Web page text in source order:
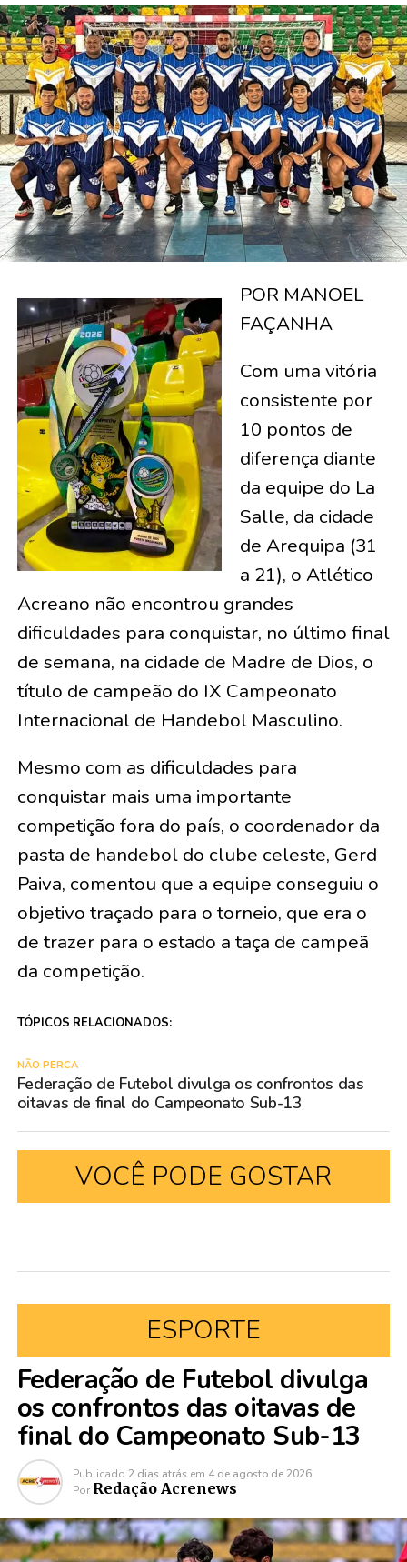
POR MANOEL
FAÇANHA
Com uma vitória
consistente por
10 pontos de
diferença diante
da equipe do La
Salle, da cidade
de Arequipa (31
a 21), o Atlético
Acreano não encontrou grandes
dificuldades para conquistar, no último final
de semana, na cidade de Madre de Dios, o
título de campeão do IX Campeonato
Internacional de Handebol Masculino.
Mesmo com as dificuldades para
conquistar mais uma importante
competição fora do país, o coordenador da
pasta de handebol do clube celeste, Gerd
Paiva, comentou que a equipe conseguiu o
objetivo traçado para o torneio, que era o
de trazer para o estado a taça de campeã
da competição.
TÓPICOS RELACIONADOS:
NÃO PERCA
Federação de Futebol divulga os confrontos das
oitavas de final do Campeonato Sub-13
VOCÊ PODE GOSTAR
ESPORTE
Federação de Futebol divulga
os confrontos das oitavas de
final do Campeonato Sub-13
Publicado 2 dias atrás em 4 de agosto de 2026
Por Redação Acrenews